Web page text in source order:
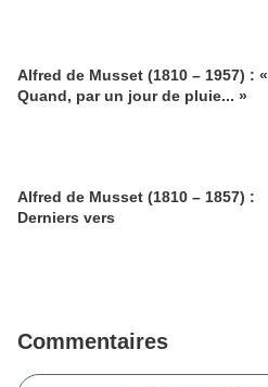
Alfred de Musset (1810 – 1957) : «
Quand, par un jour de pluie... »
Alfred de Musset (1810 – 1857) :
Derniers vers
Commentaires